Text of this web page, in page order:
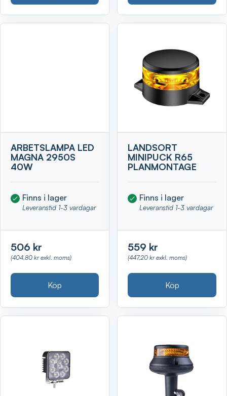
ARBETSLAMPA LED
MAGNA 2950S
40W
Finns i lager
Leveranstid 1-3 vardagar
506 kr
(404,80 kr exkl. moms)
Köp
LANDSORT
MINIPUCK R65
PLANMONTAGE
Finns i lager
Leveranstid 1-3 vardagar
559 kr
(447,20 kr exkl. moms)
Köp